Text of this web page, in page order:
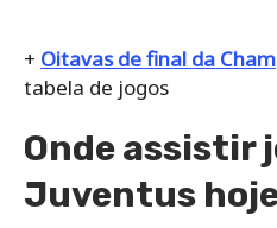
+ Oitavas de final da
tabela de jogos
Onde assistir
Juventus